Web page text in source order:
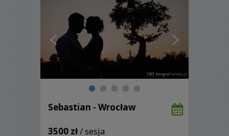
Sebastian - Wrocław
3500 zł/ sesja